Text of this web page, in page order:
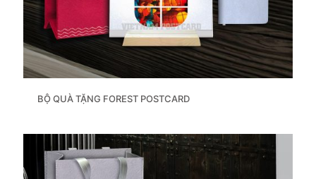
BỘ QUÀ TẶNG FOREST POSTCARD